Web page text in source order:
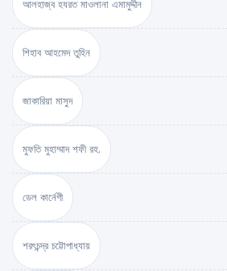
আলহাজ্ব হযরত মাওলানা এমামুদ্দীন
শিহাব আহমেদ তুহিন
জাকারিয়া মাসুদ
মুফতি মুহাম্মাদ শফী রহ.
ডেল কার্নেগী
শরৎচন্দ্র চট্টোপাধ্যায়